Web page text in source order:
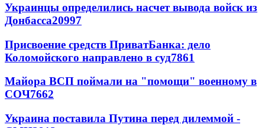
Украинцы определились насчет вывода войск из
Донбасса20997
Присвоение средств ПриватБанка: дело
Коломойского направлено в суд7861
Майора ВСП поймали на "помощи" военному в
СОЧ7662
Украина поставила Путина перед дилеммой -